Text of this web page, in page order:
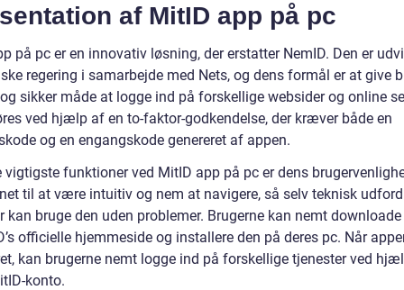
af MitID app på pc
på pc er en innovativ løsning, der erstatter NemID. Den er
regering i samarbejde med Nets, og dens formål er at give
sikker måde at logge ind på forskellige websider og online
ved hjælp af en to-faktor-godkendelse, der kræver både en
og en engangskode genereret af appen.
vigtigste funktioner ved MitID app på pc er dens
til at være intuitiv og nem at navigere, så selv teknisk
kan bruge den uden problemer. Brugerne kan nemt
officielle hjemmeside og installere den på deres pc. Når
kan brugerne nemt logge ind på forskellige tjenester ved
konto.